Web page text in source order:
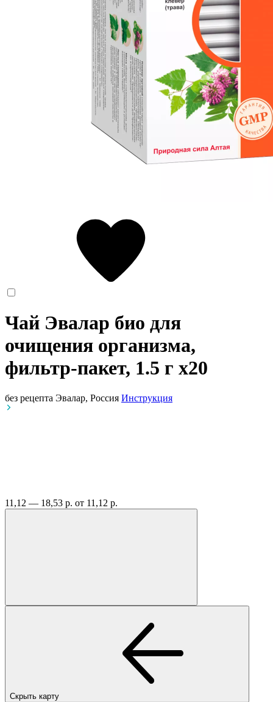
Чай Эвалар био для
очищения организма,
фильтр-пакет, 1.5 г x20
без рецепта Эвалар, Россия Инструкция
11,12 — 18,53 р. от 11,12 р.
Скрыть карту